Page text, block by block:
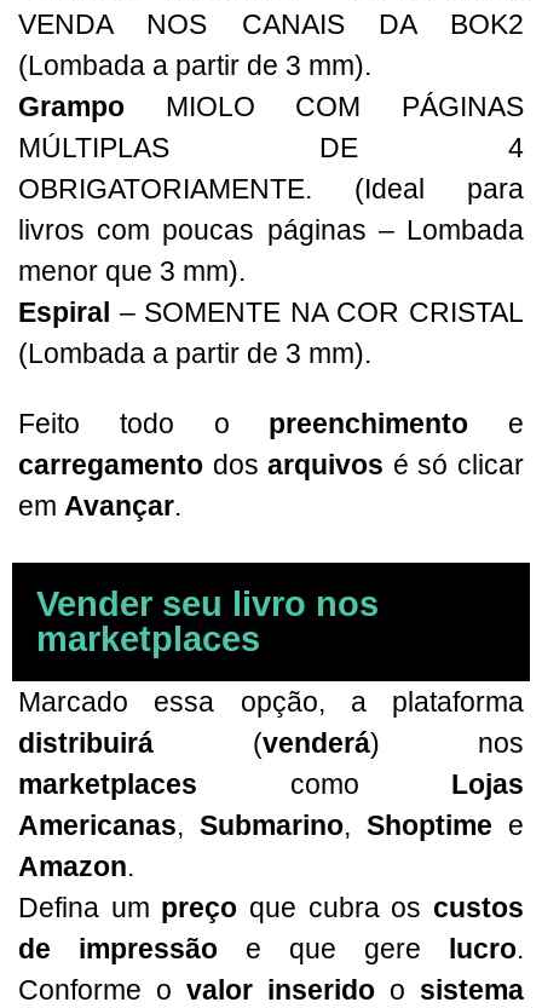
VENDA NOS CANAIS DA BOK2
(Lombada a partir de 3 mm).
Grampo MIOLO COM PÁGINAS
MÚLTIPLAS DE 4
OBRIGATORIAMENTE. (Ideal para
livros com poucas páginas – Lombada
menor que 3 mm).
Espiral – SOMENTE NA COR CRISTAL
(Lombada a partir de 3 mm).
Feito todo o preenchimento e
carregamento dosarquivos é só clicar
em Avançar.
Vender seu livro nos
marketplaces
Marcado essa opção, a plataforma
distribuirá (venderá) nos
marketplaces como Lojas
Americanas, Submarino, Shoptime e
Amazon.
Defina um preço que cubra os custos
de impressão e que gere lucro.
Conforme o valor inserido o sistema